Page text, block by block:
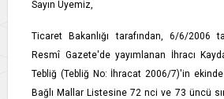
Sayın Üyemiz,
Ticaret Bakanlığı tarafından, 6/6/2006
Resmî Gazete'de yayımlanan İhracı
Tebliğ (Tebliğ No: İhracat 2006/7)'in
Bağlı Mallar Listesine 72 nci ve 73 üncü